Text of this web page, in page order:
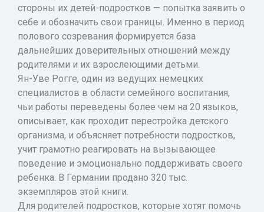
стороны их детей-подростков — попытка заявить о
себе и обозначить свои границы. Именно в период
полового созревания формируется база
дальнейших доверительных отношений между
родителями и их взрослеющими детьми.
Ян-Уве Рогге, один из ведущих немецких
специалистов в области семейного воспитания,
чьи работы переведены более чем на 20 языков,
описывает, как проходит перестройка детского
организма, и объясняет потребности подростков,
учит грамотно реагировать на вызывающее
поведение и эмоционально поддерживать своего
ребенка. В Германии продано 320 тыс.
экземпляров этой книги.
Для родителей подростков, которые хотят помочь